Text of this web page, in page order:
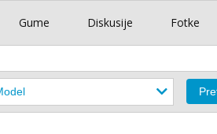
Gume Diskusije Fotke